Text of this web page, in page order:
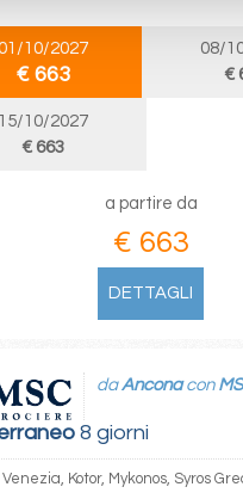
10/2027
€ 663
08/
€
15/10/2027
€ 663
a partire da
€ 663
DETTAGLI
8 giorni
daAnconacon
Kotor, Mykonos, Syros